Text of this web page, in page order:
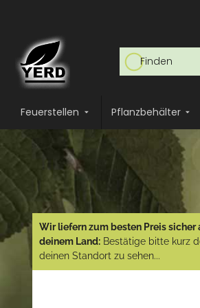
Feuerstellen Pflanzbehälter
Wir liefern zum besten Preis
deinem Land: Bestätige bitte kurz
deinen Standort zu sehen...